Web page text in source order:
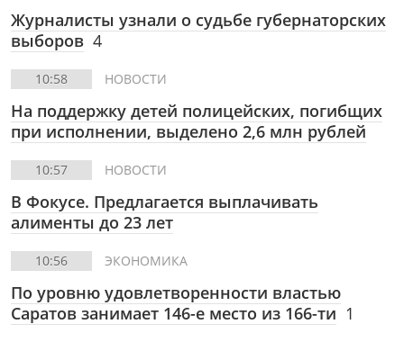
Журналисты узнали о судьбе губернаторских
выборов 4
10:58 НОВОСТИ
На поддержку детей полицейских, погибщих
при исполнении, выделено 2,6 млн рублей
10:57 НОВОСТИ
В Фокусе. Предлагается выплачивать
алименты до 23 лет
10:56 ЭКОНОМИКА
По уровню удовлетворенности властью
Саратов занимает 146-е место из 166-ти 1